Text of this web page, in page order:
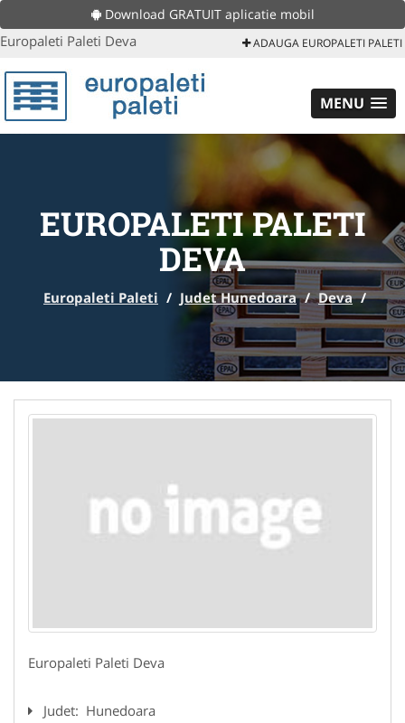
Download GRATUIT aplicatie mobil
Europaleti Paleti Deva ADAUGA EUROPALETI PALETI
MENU
EUROPALETI PALETI
DEVA
Europaleti Paleti / Judet Hunedoara / Deva /
Europaleti Paleti Deva
Judet: Hunedoara